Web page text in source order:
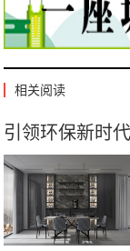
相关阅读
引领环保新时